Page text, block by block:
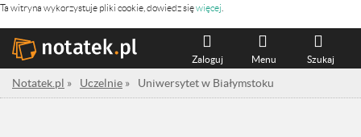
Ta witryna wykorzystuje pliki cookie, dowiedz sięwięcej
Szukaj
Menu
Zaloguj
Notatek.pl » Uczelnie » Uniwersytet w Białymstoku